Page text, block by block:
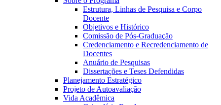
Estrutura, Linhas de Pesquisa e Corpo
Docente
Objetivos e Histórico
Comissão de Pós-Graduação
Credenciamento e Recredenciamento de
Docentes
Anuário de Pesquisas
Dissertações e Teses Defendidas
Planejamento Estratégico
Projeto de Autoavaliação
Vida Acadêmica